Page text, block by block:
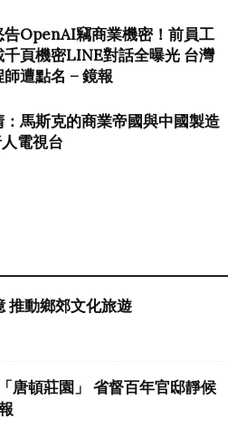
告OpenAI竊商業機密！前員工
千頁機密LINE對話全曝光 台灣
遭點名 – 鏡報
：馬斯克的商業帝國與中國製造
電視台
推動鄉郊文化旅遊
唐頓莊園」 省督百年官邸靜候